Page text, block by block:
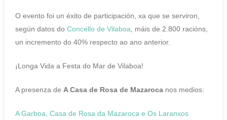
O evento foi un éxito de participación, xa que se serviron,
según datos do Concello de Vilaboa , máis de 2.800 racións,
un incremento do 40% respecto ao ano anterior.
¡Longa Vida a Festa do Mar de Vilaboa!
A presenza de A Casa de Rosa de Mazaroca nos medios:
A Garboa, Casa de Rosa da Mazaroca e Os Laranxos